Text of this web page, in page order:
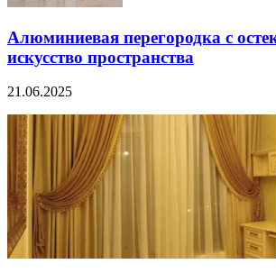
Алюминиевая перегородка с
искусство пространства
21.06.2025